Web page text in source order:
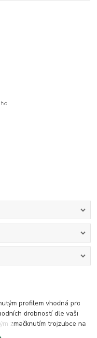
profilem vhodná pro
drobností dle vaši
zmačknutím trojzubce na